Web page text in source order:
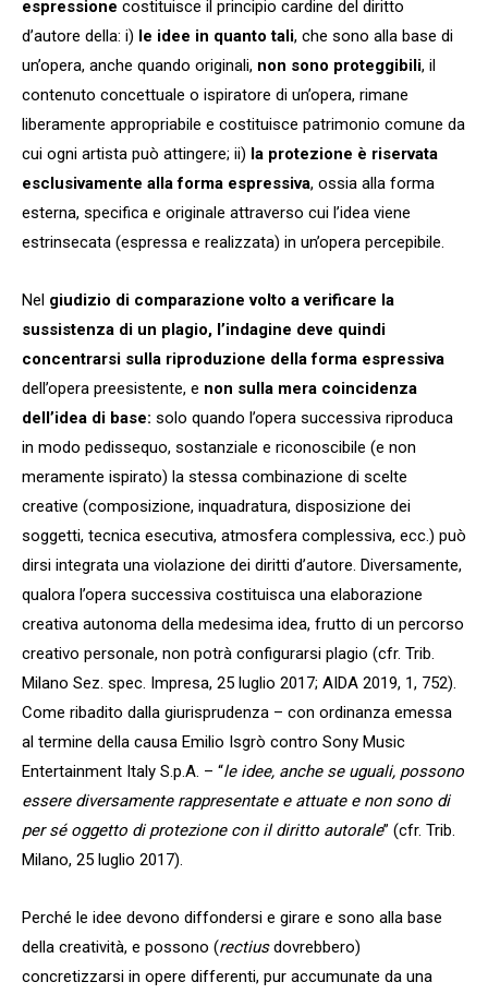
espressione costituisce il principio cardine del diritto
d’autore della: i) le idee in quanto tali, che sono alla base di
un’opera, anche quando originali, non sono proteggibili, il
contenuto concettuale o ispiratore di un’opera, rimane
liberamente appropriabile e costituisce patrimonio comune da
cui ogni artista può attingere; ii) la protezione è riservata
esclusivamente alla forma espressiva, ossia alla forma
esterna, specifica e originale attraverso cui l’idea viene
estrinsecata (espressa e realizzata) in un’opera percepibile.
Nel giudizio di comparazione volto a verificare la
sussistenza di un plagio, l’indagine deve quindi
concentrarsi sulla riproduzione della forma espressiva
dell’opera preesistente, e non sulla mera coincidenza
dell’idea di base: solo quando l’opera successiva riproduca
in modo pedissequo, sostanziale e riconoscibile (e non
meramente ispirato) la stessa combinazione di scelte
creative (composizione, inquadratura, disposizione dei
soggetti, tecnica esecutiva, atmosfera complessiva, ecc.) può
dirsi integrata una violazione dei diritti d’autore. Diversamente,
qualora l’opera successiva costituisca una elaborazione
creativa autonoma della medesima idea, frutto di un percorso
creativo personale, non potrà configurarsi plagio (cfr. Trib.
Milano Sez. spec. Impresa, 25 luglio 2017; AIDA 2019, 1, 752).
Come ribadito dalla giurisprudenza – con ordinanza emessa
al termine della causa Emilio Isgrò contro Sony Music
Entertainment Italy S.p.A. – “le idee, anche se uguali, possono
essere diversamente rappresentate e attuate e non sono di
per sé oggetto di protezione con il diritto autorale” (cfr. Trib.
Milano, 25 luglio 2017).
Perché le idee devono diffondersi e girare e sono alla base
della creatività, e possono (rectiusdovrebbero)
concretizzarsi in opere differenti, pur accumunate da una